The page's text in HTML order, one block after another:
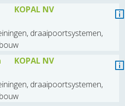
KOPAL NV
draaipoortsystemen,
KOPAL NV
draaipoortsystemen,